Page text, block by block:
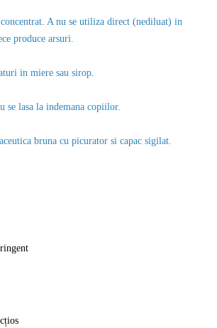
A nu se utiliza direct (nediluat) in
produce arsuri.
in miere sau sirop.
se lasa la indemana copiilor.
bruna cu picurator si capac sigilat.